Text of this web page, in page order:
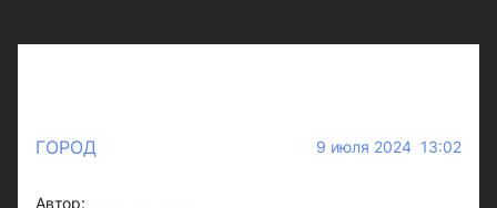
ГОРОД 9 июля 2024 13:02
Автор: